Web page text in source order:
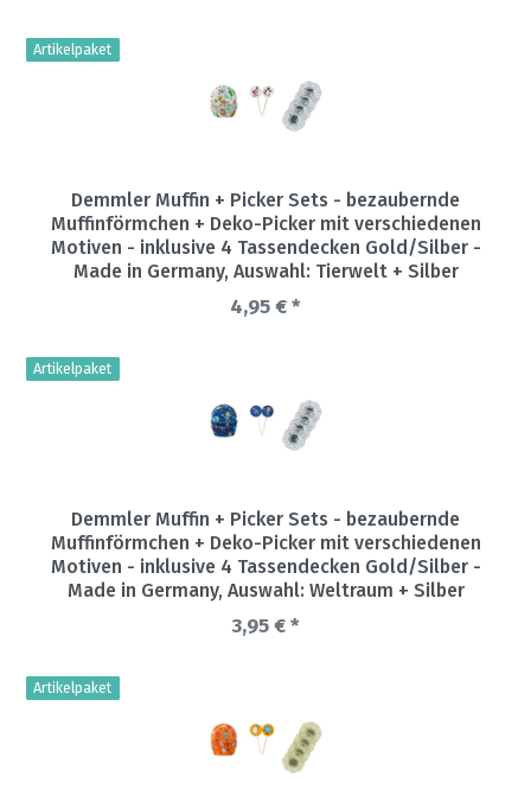
Artikelpaket
Demmler Muffin + Picker Sets - bezaubernde
Muffinförmchen + Deko-Picker mit verschiedenen
Motiven - inklusive 4 Tassendecken Gold/Silber -
Made in Germany, Auswahl: Tierwelt + Silber
4,95 € *
Artikelpaket
Demmler Muffin + Picker Sets - bezaubernde
Muffinförmchen + Deko-Picker mit verschiedenen
Motiven - inklusive 4 Tassendecken Gold/Silber -
Made in Germany, Auswahl: Weltraum + Silber
3,95 € *
Artikelpaket